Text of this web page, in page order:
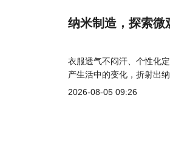
纳米制造，探索微
衣服透气不闷汗、个性化
产生活中的变化，折射出
2026-08-05 09:26